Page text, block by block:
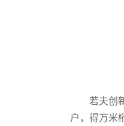
若夫创
户，得万米